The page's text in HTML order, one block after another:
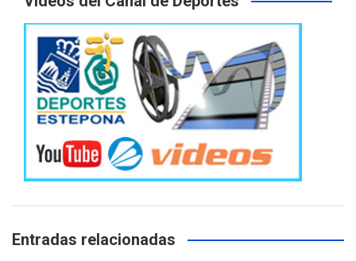
Entradas relacionadas